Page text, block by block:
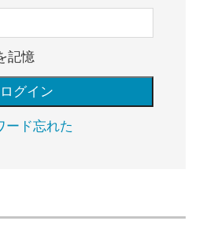
記憶
ード忘れた